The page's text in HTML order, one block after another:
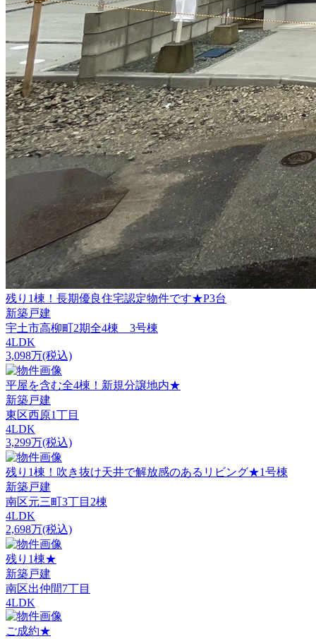
残り1棟！長期優良住宅認定物件です★P3台
新築戸建
宇土市高柳町2期全4棟 3号棟
4LDK
3,098万(税込)
平屋を含む全4棟！新規分譲地内★
新築戸建
東区西原1丁目
4LDK
3,299万(税込)
残り1棟！吹き抜け天井で解放感のあるリビング★1号棟
新築戸建
南区元三町3丁目2棟
4LDK
2,698万(税込)
残り1棟★
新築戸建
南区出仲間7丁目
4LDK
ご成約★